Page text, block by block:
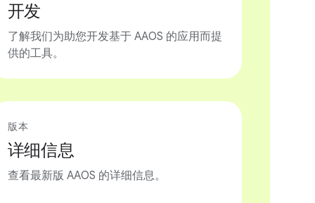
开发
了解我们为助您开发基于 AAOS 的应用而提
供的工具。
版本
详细信息
查看最新版 AAOS 的详细信息。